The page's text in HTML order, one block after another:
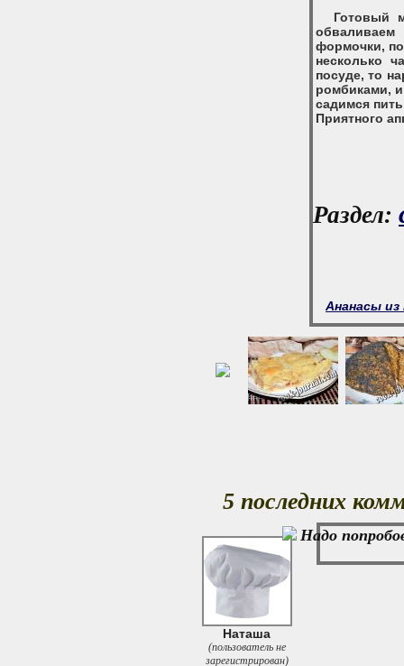
Готовый
формочки,
несколько
посуде, то
ромбиками,
садимся
Приятного
Раздел:
Ананасы из
5 последних
Наташа
(пользователь не
зарегистрирован)
Надо